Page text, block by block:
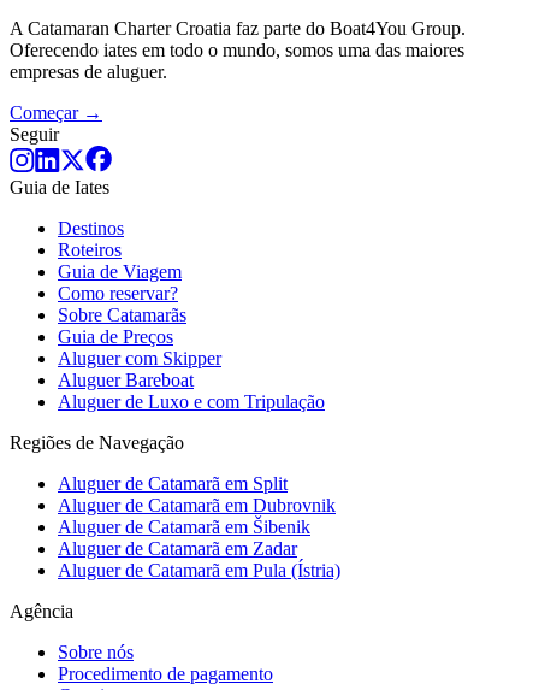
A Catamaran Charter Croatia faz parte do Boat4You Group.
Oferecendo iates em todo o mundo, somos uma das maiores
empresas de aluguer.
Começar →
Seguir
Guia de Iates
Destinos
Roteiros
Guia de Viagem
Como reservar?
Sobre Catamarãs
Guia de Preços
Aluguer com Skipper
Aluguer Bareboat
Aluguer de Luxo e com Tripulação
Regiões de Navegação
Aluguer de Catamarã em Split
Aluguer de Catamarã em Dubrovnik
Aluguer de Catamarã em Šibenik
Aluguer de Catamarã em Zadar
Aluguer de Catamarã em Pula (Ístria)
Agência
Sobre nós
Procedimento de pagamento